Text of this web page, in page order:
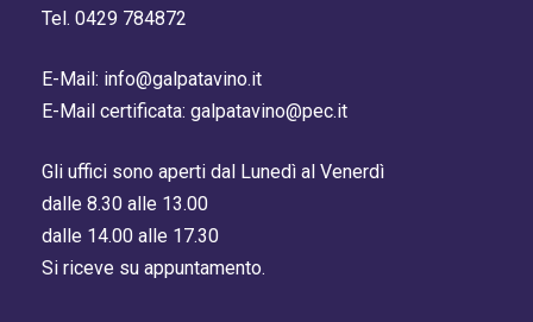
Tel. 0429 784872
E-Mail: info@galpatavino.it
E-Mail certificata: galpatavino@pec.it
Gli uffici sono aperti dal Lunedì al Venerdì
dalle 8.30 alle 13.00
dalle 14.00 alle 17.30
Si riceve su appuntamento.